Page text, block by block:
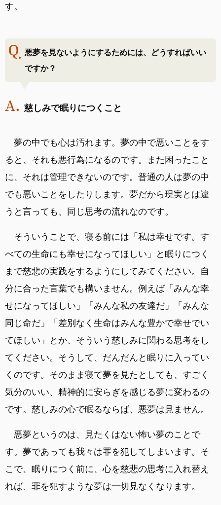
す。
悪夢を見ないようにするためには、どうすればいい
ですか？
慈しみで眠りにつくこと
夢の中でも心は汚れます。夢の中で悪いことをす
ると、それも悪行為になるのです。また困ったこと
に、それは管理できないのです。普通の人は夢の中
でも悪いことをしたりします。夢だから現実とは違
うと言っても、同じ思考の流れなのです。
そういうことで、寝る前には「私は幸せです。す
べての生命にも幸せになってほしい」と眠りにつく
まで慈悲の実践をするようにしてみてください。自
分に合った言葉でも構いません。例えば「みんな幸
せになってほしい」「みんな私の友達だ」「みんな
同じ命だ」「差別なく生命はみんな豊かで幸せでい
てほしい」とか、そういう慈しみに関わる思考をし
てください。そうして、だんだんと眠りに入ってい
くのです。そのまま寝て夢を見たとしても、すごく
気分のいい、精神的に安らぎを感じる夢に変わるの
です。慈しみの心で眠るならば、悪夢は見ません。
悪夢というのは、見たくはない怖い夢のことで
す。夢であっても我々は罪を犯してしまいます。そ
こで、眠りにつく前に、心を慈悲の思考に入れ替え
れば、罪を犯すような夢は一切見なくなります。